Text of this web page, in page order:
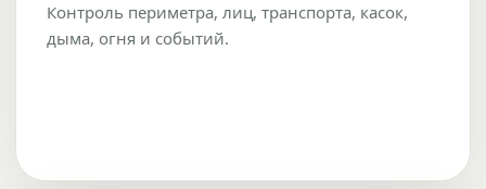
Контроль периметра, лиц, транспорта, касок,
дыма, огня и событий.